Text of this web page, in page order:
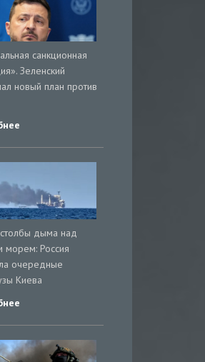
санкционная
Зеленский
новый план против
дыма над
морем: Россия
очередные
Киева